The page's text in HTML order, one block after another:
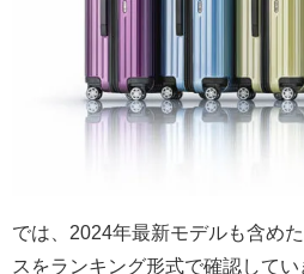
では、2024年最新モデルも含め
スをランキング形式で確認してい